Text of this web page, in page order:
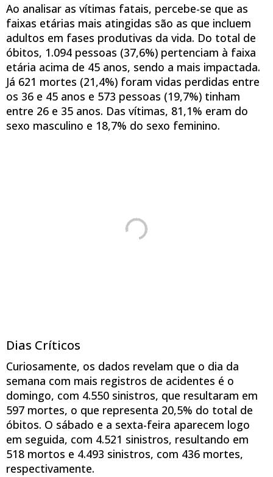
Ao analisar as vítimas fatais, percebe-se que as
faixas etárias mais atingidas são as que incluem
adultos em fases produtivas da vida. Do total de
óbitos, 1.094 pessoas (37,6%) pertenciam à faixa
etária acima de 45 anos, sendo a mais impactada.
Já 621 mortes (21,4%) foram vidas perdidas entre
os 36 e 45 anos e 573 pessoas (19,7%) tinham
entre 26 e 35 anos. Das vítimas, 81,1% eram do
sexo masculino e 18,7% do sexo feminino.
Dias Críticos
Curiosamente, os dados revelam que o dia da
semana com mais registros de acidentes é o
domingo, com 4.550 sinistros, que resultaram em
597 mortes, o que representa 20,5% do total de
óbitos. O sábado e a sexta-feira aparecem logo
em seguida, com 4.521 sinistros, resultando em
518 mortos e 4.493 sinistros, com 436 mortes,
respectivamente.